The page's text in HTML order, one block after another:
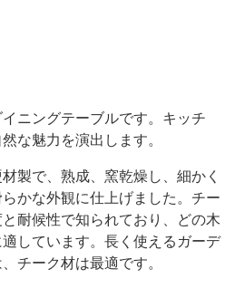
ニングテーブルです。キッチ
な魅力を演出します。
製で、熟成、窯乾燥し、細かく
かな外観に仕上げました。チー
耐候性で知られており、どの木
しています。長く使えるガーデ
チーク材は最適です。